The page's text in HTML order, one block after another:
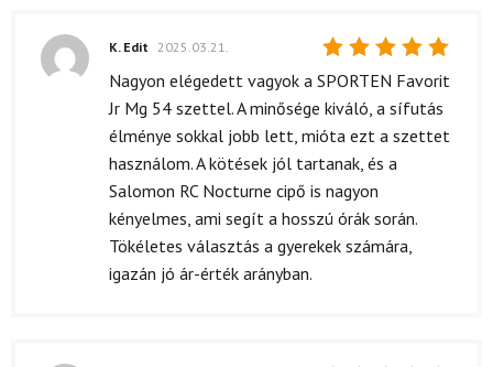
Értékelés:
K. Edit 2025.03.21.
Nagyon elégedett vagyok a SPORTEN Favorit
Jr Mg 54 szettel. A minősége kiváló, a sífutás
élménye sokkal jobb lett, mióta ezt a szettet
használom. A kötések jól tartanak, és a
Salomon RC Nocturne cipő is nagyon
kényelmes, ami segít a hosszú órák során.
Tökéletes választás a gyerekek számára,
igazán jó ár-érték arányban.